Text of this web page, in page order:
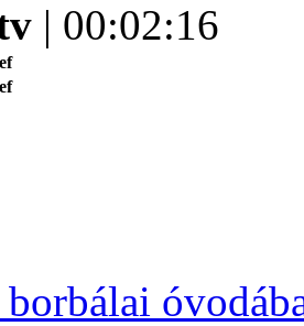
| 00:02:16